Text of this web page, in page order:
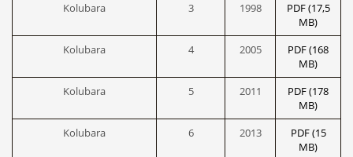
Kolubara
3 1998
PDF (17,5
MB)
Kolubara
4 2005
PDF (168
MB)
Kolubara
5 2011
PDF (178
MB)
Kolubara
6 2013
PDF (15
MB)